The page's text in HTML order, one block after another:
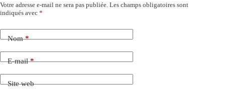
Votre adresse e-mail ne sera pas publiée. Les champs obligatoires sont
indiqués avec *
Nom*
E-mail*
Site web